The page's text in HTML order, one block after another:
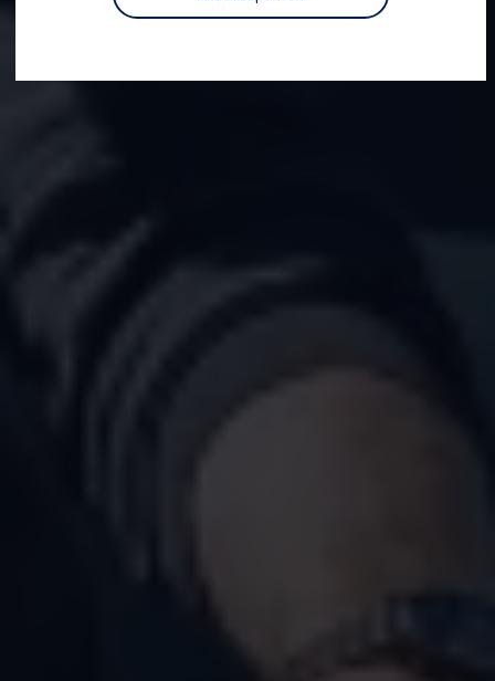
Volkswagen Apps, Login und Shop
Handy und Fahrzeug verbinden
Vorgängermodelle